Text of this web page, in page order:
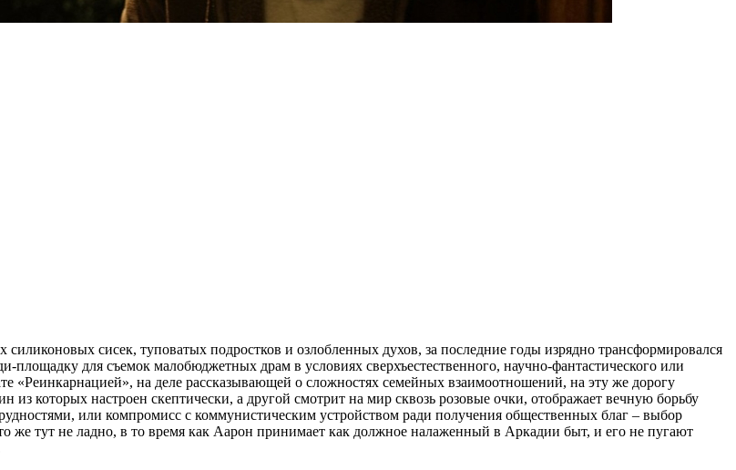
сисек, туповатых подростков и озлобленных духов, за последние годы изрядно трансформировался
площадку для съемок малобюджетных драм в условиях сверхъестественного, научно-фантастического или
«Реинкарнацией», на деле рассказывающей о сложностях семейных взаимоотношений, на эту же дорогу
из которых настроен скептически, а другой смотрит на мир сквозь розовые очки, отображает вечную борьбу
или компромисс с коммунистическим устройством ради получения общественных благ – выбор
же тут не ладно, в то время как Аарон принимает как должное налаженный в Аркадии быт, и его не пугают